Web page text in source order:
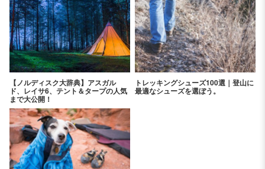
【ノルディスク大辞典】アスガル
ド、レイサ6、テント＆タープの人気
まで大公開！
トレッキングシューズ100選｜登山に
最適なシューズを選ぼう。